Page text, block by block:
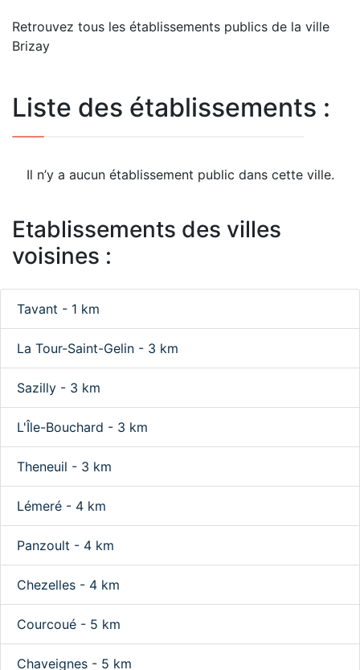
Retrouvez tous les établissements publics de la ville
Brizay
Liste des établissements :
Il n’y a aucun établissement public dans cette ville.
Etablissements des villes
voisines :
Tavant - 1 km
La Tour-Saint-Gelin - 3 km
Sazilly - 3 km
L'Île-Bouchard - 3 km
Theneuil - 3 km
Lémeré - 4 km
Panzoult - 4 km
Chezelles - 4 km
Courcoué - 5 km
Chaveignes - 5 km